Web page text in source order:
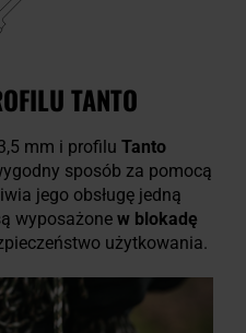
TANTO
mm i profilu Tanto
sposób za pomocą
jego obsługę jedną
wyposażone w blokadę
użytkowania.